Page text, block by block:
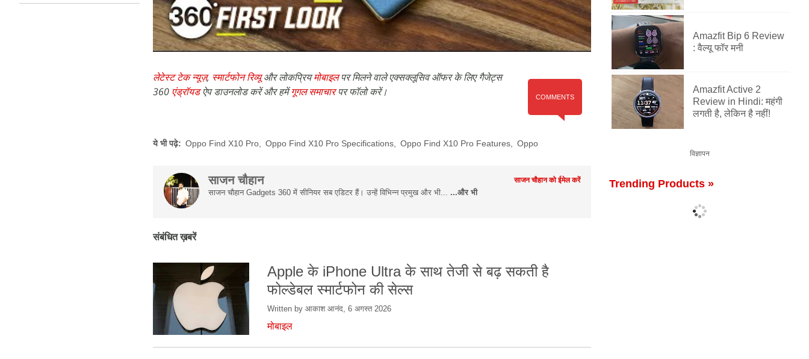
COMMENTS
लेटेस्ट टेक न्यूज़, स्मार्टफोन रिव्यूऔर लोकप्रियमोबाइलपर मिलने वाले एक्सक्लूसिव ऑफर के लिए गैजेट्स
360 एंड्रॉयडऐप डाउनलोड करें और हमेंगूगल समाचारपर फॉलो करें।
ये भी पढ़े: Oppo Find X10 Pro Oppo Find X10 Pro Specifications Oppo Find X10 Pro Features Oppo
साजन चौहान साजन चौहान को ईमेल करें
साजन चौहान Gadgets 360 में सीनियर सब एडिटर हैं। उन्हें विभिन्न प्रमुख और भी... ...और भी
संबंधित ख़बरें
Apple के iPhone Ultra के साथ तेजी से बढ़ सकती है
फोल्डेबल स्मार्टफोन की सेल्स
Written by आकाश आनंद, 6 अगस्त 2026
मोबाइल
Amazfit Bip 6 Review
: वैल्यू फॉर मनी
Amazfit Active 2
Review in Hindi: महंगी
लगती है, लेकिन है नहीं!
विज्ञापन
Trending Products »